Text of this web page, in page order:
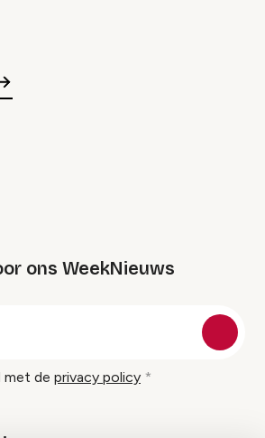
ons WeekNieuws
met de privacy policy